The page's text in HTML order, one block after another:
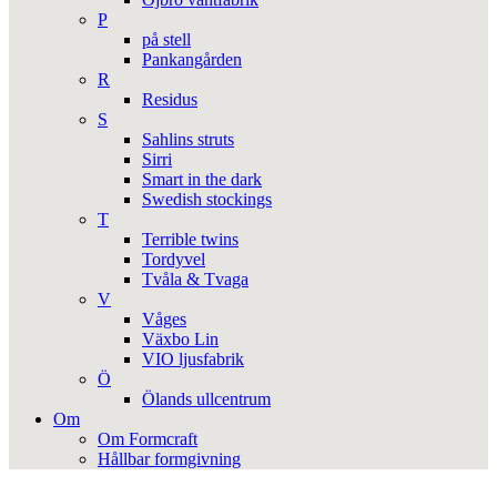
P
på stell
Pankangården
R
Residus
S
Sahlins struts
Sirri
Smart in the dark
Swedish stockings
T
Terrible twins
Tordyvel
Tvåla & Tvaga
V
Våges
Växbo Lin
VIO ljusfabrik
Ö
Ölands ullcentrum
Om
Om Formcraft
Hållbar formgivning